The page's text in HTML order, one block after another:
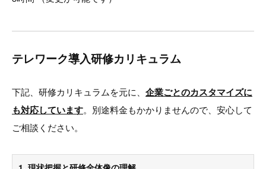
テレワーク導入研修カリキュラム
下記、研修カリキュラムを元に、 企業ごとのカスタマイズに
も対応しています。別途料金もかかりませんので、安心して
ご相談ください。